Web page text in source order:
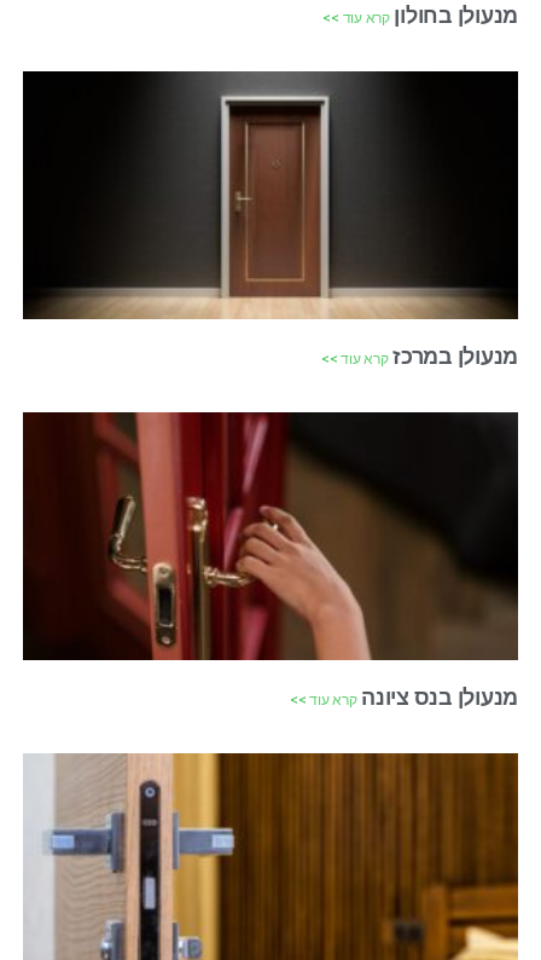
מנעולן בחולוןקרא עוד >>
מנעולן במרכזקרא עוד >>
מנעולן בנס ציונהקרא עוד >>